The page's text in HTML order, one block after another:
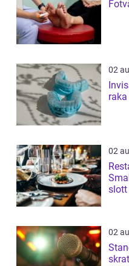
02
Invisalign
02
slott
02